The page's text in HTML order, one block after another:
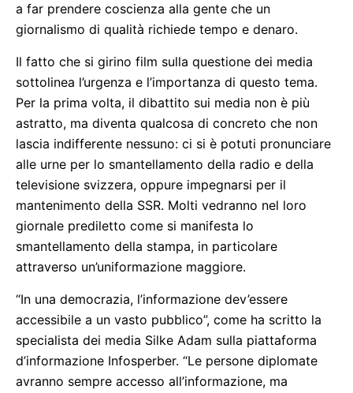
a far prendere coscienza alla gente che un
giornalismo di qualità richiede tempo e denaro.
Il fatto che si girino film sulla questione dei media
sottolinea l’urgenza e l’importanza di questo tema.
Per la prima volta, il dibattito sui media non è più
astratto, ma diventa qualcosa di concreto che non
lascia indifferente nessuno: ci si è potuti pronunciare
alle urne per lo smantellamento della radio e della
televisione svizzera, oppure impegnarsi per il
mantenimento della SSR. Molti vedranno nel loro
giornale prediletto come si manifesta lo
smantellamento della stampa, in particolare
attraverso un’uniformazione maggiore.
“In una democrazia, l’informazione dev’essere
accessibile a un vasto pubblico”, come ha scritto la
specialista dei media Silke Adam sulla piattaforma
d’informazione Infosperber. “Le persone diplomate
avranno sempre accesso all’informazione, ma